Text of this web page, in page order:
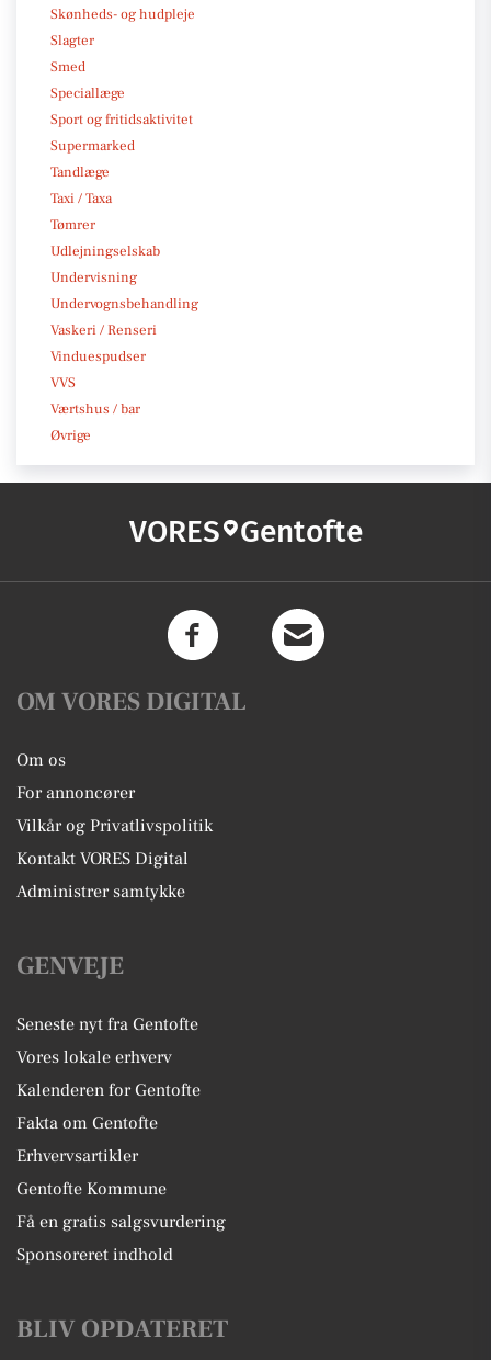
Skønheds- og hudpleje
Slagter
Smed
Speciallæge
Sport og fritidsaktivitet
Supermarked
Tandlæge
Taxi / Taxa
Tømrer
Udlejningselskab
Undervisning
Undervognsbehandling
Vaskeri / Renseri
Vinduespudser
VVS
Værtshus / bar
Øvrige
VORES Gentofte
OM VORES DIGITAL
Om os
For annoncører
Vilkår og Privatlivspolitik
Kontakt VORES Digital
Administrer samtykke
GENVEJE
Seneste nyt fra Gentofte
Vores lokale erhverv
Kalenderen for Gentofte
Fakta om Gentofte
Erhvervsartikler
Gentofte Kommune
Få en gratis salgsvurdering
Sponsoreret indhold
BLIV OPDATERET